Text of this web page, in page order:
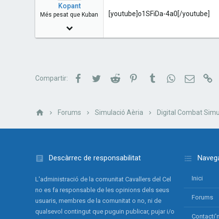
r
r
e
Kopant
Més pesat que Kuban
12 Abril 2014
1,207
[youtube]o1SFiDa-4a0[/youtube]
Compartir: FacebookTwitterReddit PinterestTumblrWhatsApp
Correu
Forums Simulació Aèria Digital Combat
Descàrrec de responsabilitat
L'administració de la comunitat Cavallers del Cel
no es fa responsable de les opinions dels seus
usuaris, membres de la comunitat o no, ni de
qualsevol contingut que puguin publicar, pujar i/o
Inici
Forums